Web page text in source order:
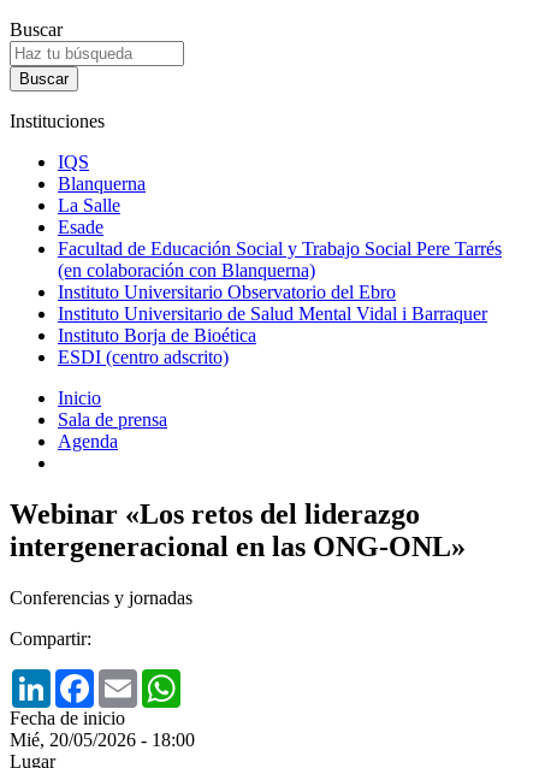
Buscar
Instituciones
IQS
Blanquerna
La Salle
Esade
Facultad de Educación Social y Trabajo Social Pere Tarrés
(en colaboración con Blanquerna)
Instituto Universitario Observatorio del Ebro
Instituto Universitario de Salud Mental Vidal i Barraquer
Instituto Borja de Bioética
ESDI (centro adscrito)
Inicio
Sala de prensa
Agenda
Webinar «Los retos del liderazgo
intergeneracional en las ONG-ONL»
Conferencias y jornadas
Compartir:
LinkedInFacebook
Email
Fecha de inicio
Mié, 20/05/2026 - 18:00
Lugar